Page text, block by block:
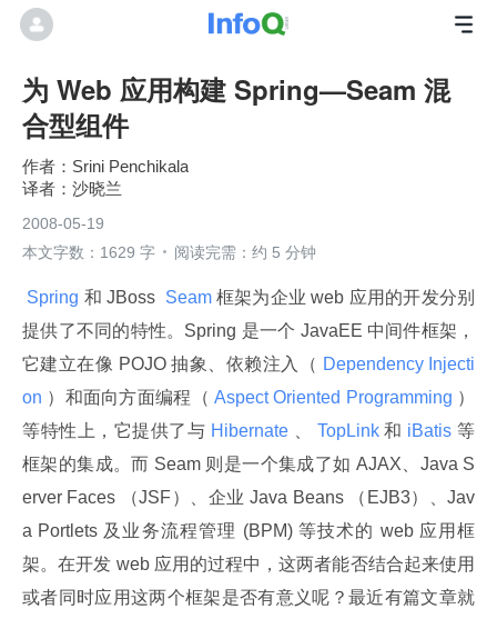
为 Web 应用构建 Spring—Seam 混
合型组件
Srini Penchikala
沙晓兰
2008-05-19
本文字数：1629 字
阅读完需：约 5 分钟
Spring 和 JBoss Seam 框架为企业 web 应用的开发分别
提供了不同的特性。Spring 是一个 JavaEE 中间件框架，
它建立在像 POJO 抽象、依赖注入（ Dependency Injecti
on ）和面向方面编程（ Aspect Oriented Programming ）
等特性上，它提供了与 Hibernate TopLink 和 iBatis 等
框架的集成。而 Seam 则是一个集成了如 AJAX、Java S
erver Faces （JSF）、企业 Java Beans （EJB3）、Jav
a Portlets 及业务流程管理 (BPM) 等技术的 web 应用框
架。在开发 web 应用的过程中，这两者能否结合起来使用
或者同时应用这两个框架是否有意义呢？最近有篇文章就